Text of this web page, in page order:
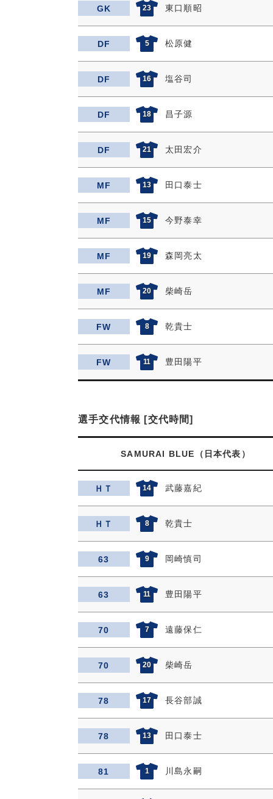
GK 23 東口順昭
DF 5 松原健
DF 16 塩谷司
DF 18 昌子源
DF 21 太田宏介
MF 13 田口泰士
MF 15 今野泰幸
MF 19 森岡亮太
MF 20 柴崎岳
FW 8 乾貴士
FW 11 豊田陽平
選手交代情報 [交代時間]
SAMURAI BLUE（日本代表）
ＨＴ 14 武藤嘉紀
ＨＴ 8 乾貴士
63 9 岡崎慎司
63 11 豊田陽平
70 7 遠藤保仁
70 20 柴崎岳
78 17 長谷部誠
78 13 田口泰士
81 1 川島永嗣